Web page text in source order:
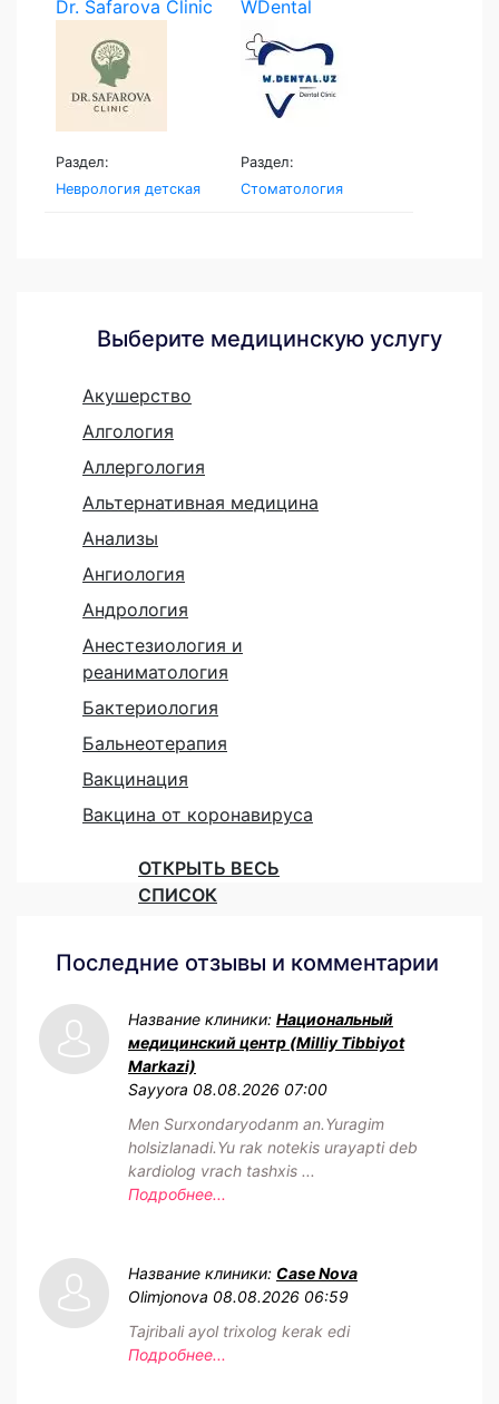
Dr. Safarova Clinic
Раздел:
Неврология детская
WDental
Раздел:
Стоматология
Выберите медицинскую услугу
Акушерство
Алгология
Аллергология
Альтернативная медицина
Анализы
Ангиология
Андрология
Анестезиология и
реаниматология
Бактериология
Бальнеотерапия
Вакцинация
Вакцина от коронавируса
ОТКРЫТЬ ВЕСЬ
СПИСОК
Последние отзывы и комментарии
Название клиники: Национальный
медицинский центр (Milliy Tibbiyot
Markazi)
Sayyora 08.08.2026 07:00
Men Surxondaryodanm an.Yuragim
holsizlanadi.Yu rak notekis urayapti deb
kardiolog vrach tashxis ...
Подробнее...
Название клиники: Case Nova
Olimjonova 08.08.2026 06:59
Tajribali ayol trixolog kerak edi
Подробнее...